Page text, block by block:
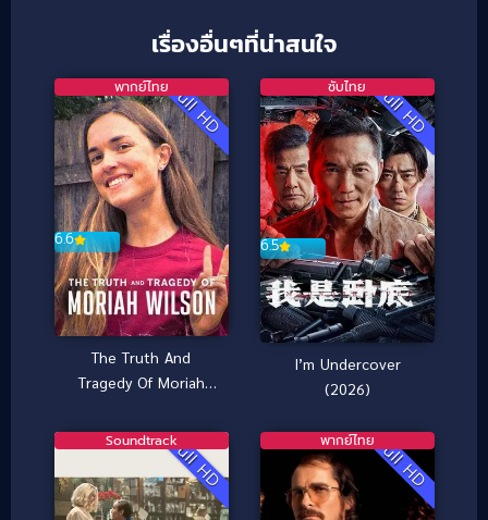
เรื่องอื่นๆที่น่าสนใจ
Full HD
6.6
พากย์ไทย
The Truth And
Tragedy Of Moriah
โศกนาฏกรรมของโมไร
อาห์ วิลสัน (2026)
Full HD
6.5
ซับไทย
I’m Undercover
(2026)
Full HD
Soundtrack Full HD
พากย์ไทย